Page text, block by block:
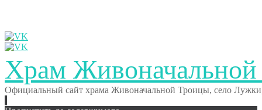
Храм
Официальный сайт храма Живоначальной Троицы, село